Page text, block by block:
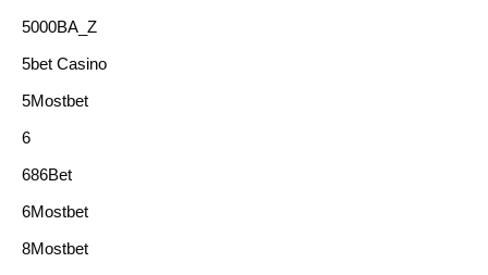
5000BA_Z
5bet Casino
5Mostbet
6
686Bet
6Mostbet
8Mostbet